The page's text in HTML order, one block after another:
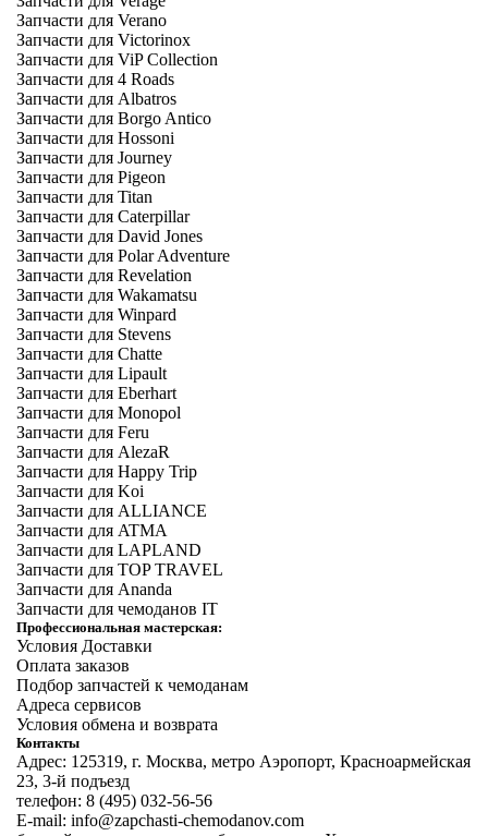
Запчасти для Verano
Запчасти для Victorinox
Запчасти для ViP Collection
Запчасти для 4 Roads
Запчасти для Albatros
Запчасти для Borgo Antico
Запчасти для Hossoni
Запчасти для Journey
Запчасти для Pigeon
Запчасти для Titan
Запчасти для Caterpillar
Запчасти для David Jones
Запчасти для Polar Adventure
Запчасти для Revelation
Запчасти для Wakamatsu
Запчасти для Winpard
Запчасти для Stevens
Запчасти для Chatte
Запчасти для Lipault
Запчасти для Eberhart
Запчасти для Monopol
Запчасти для Feru
Запчасти для AlezaR
Запчасти для Happy Trip
Запчасти для Koi
Запчасти для ALLIANCE
Запчасти для ATMA
Запчасти для LAPLAND
Запчасти для TOP TRAVEL
Запчасти для Ananda
Запчасти для чемоданов IT
Профессиональная мастерская:
Условия Доставки
Оплата заказов
Подбор запчастей к чемоданам
Адреса сервисов
Условия обмена и возврата
Контакты
Адрес: 125319, г. Москва, метро Аэропорт, Красноармейская
23, 3-й подъезд
телефон: 8 (495) 032-56-56
E-mail: info@zapchasti-chemodanov.com